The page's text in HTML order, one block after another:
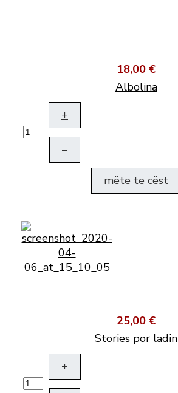
18,00 €
Albolina
+
–
mëte te cëst
25,00 €
Stories por ladin
+